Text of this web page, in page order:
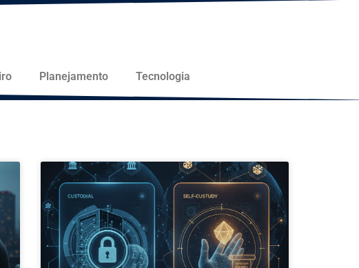
Planejamento Tecnologia